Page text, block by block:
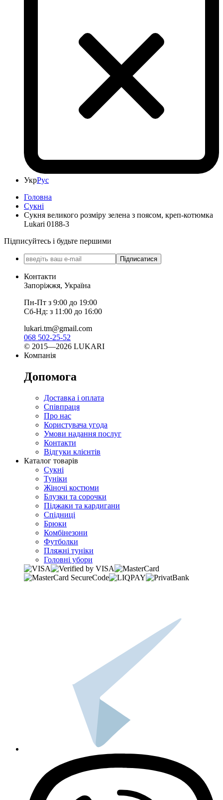
УкрРус
Головна
Сукні
Сукня великого розміру зелена з поясом, креп-котюмка
Lukari 0188-3
Підписуйтесь і будьте першими
Підписатися
Контакти
Запоріжжя, Україна
Пн-Пт з 9:00 до 19:00
Сб-Нд: з 11:00 до 16:00
lukari.tm@gmail.com
068 502-25-52
© 2015—2026 LUKARI
Компанія
Допомога
Доставка і оплата
Співпраця
Про нас
Користувача угода
Умови надання послуг
Контакти
Відгуки клієнтів
Каталог товарів
Сукні
Туніки
Жіночі костюми
Блузки та сорочки
Піджаки та кардигани
Спідниці
Брюки
Комбінезони
Футболки
Пляжні туніки
Головні убори